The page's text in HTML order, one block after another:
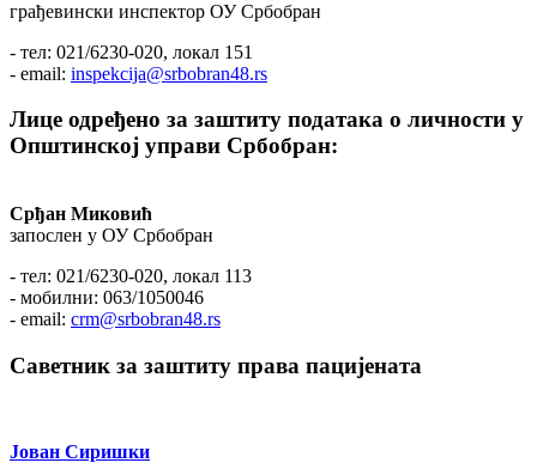
грађевински инспектор ОУ Србобран
- тел: 021/6230-020, локал 151
- email: inspekcija@srbobran48.rs
Лице одређено за заштиту података о личности у
Општинској управи Србобран:
Срђан Миковић
запослен у ОУ Србобран
- тел: 021/6230-020, локал 113
- мобилни: 063/1050046
- email: crm@srbobran48.rs
Саветник за заштиту права пацијената
Јован Сиришки